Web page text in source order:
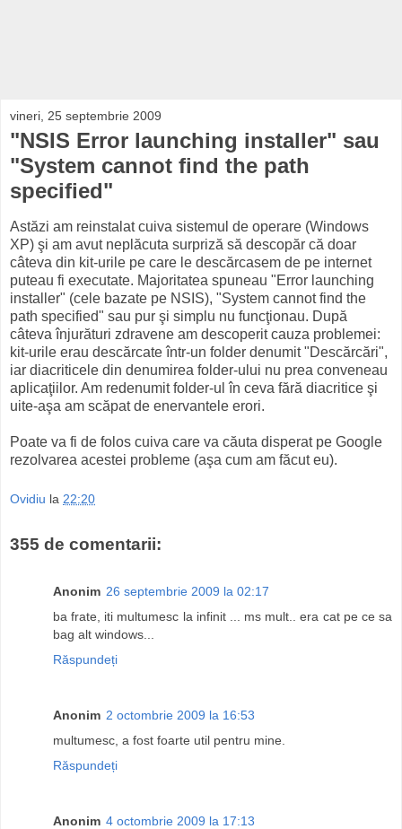
vineri, 25 septembrie 2009
"NSIS Error launching installer" sau
"System cannot find the path
specified"
Astăzi am reinstalat cuiva sistemul de operare (Windows
XP) şi am avut neplăcuta surpriză să descopăr că doar
câteva din kit-urile pe care le descărcasem de pe internet
puteau fi executate. Majoritatea spuneau "Error launching
installer" (cele bazate pe NSIS), "System cannot find the
path specified" sau pur şi simplu nu funcţionau. După
câteva înjurături zdravene am descoperit cauza problemei:
kit-urile erau descărcate într-un folder denumit "Descărcări",
iar diacriticele din denumirea folder-ului nu prea conveneau
aplicaţiilor. Am redenumit folder-ul în ceva fără diacritice şi
uite-aşa am scăpat de enervantele erori.
Poate va fi de folos cuiva care va căuta disperat pe Google
rezolvarea acestei probleme (aşa cum am făcut eu).
Ovidiu la 22:20
355 de comentarii:
Anonim 26 septembrie 2009 la 02:17
ba frate, iti multumesc la infinit ... ms mult.. era cat pe ce sa
bag alt windows...
Răspundeți
Anonim 2 octombrie 2009 la 16:53
multumesc, a fost foarte util pentru mine.
Răspundeți
Anonim 4 octombrie 2009 la 17:13